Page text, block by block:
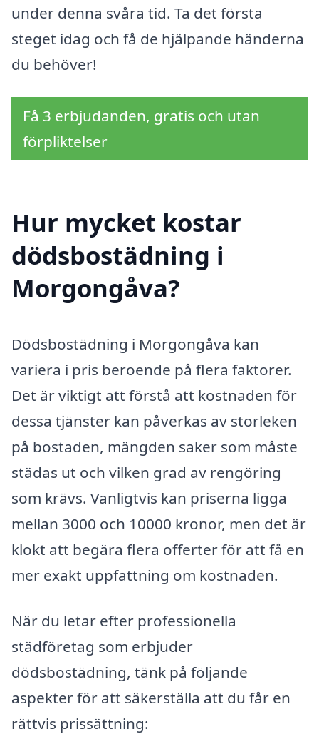
under denna svåra tid. Ta det första
steget idag och få de hjälpande händerna
du behöver!
Få 3 erbjudanden, gratis och utan
förpliktelser
Hur mycket kostar
dödsbostädning i
Morgongåva?
Dödsbostädning i Morgongåva kan
variera i pris beroende på flera faktorer.
Det är viktigt att förstå att kostnaden för
dessa tjänster kan påverkas av storleken
på bostaden, mängden saker som måste
städas ut och vilken grad av rengöring
som krävs. Vanligtvis kan priserna ligga
mellan 3000 och 10000 kronor, men det är
klokt att begära flera offerter för att få en
mer exakt uppfattning om kostnaden.
När du letar efter professionella
städföretag som erbjuder
dödsbostädning, tänk på följande
aspekter för att säkerställa att du får en
rättvis prissättning: